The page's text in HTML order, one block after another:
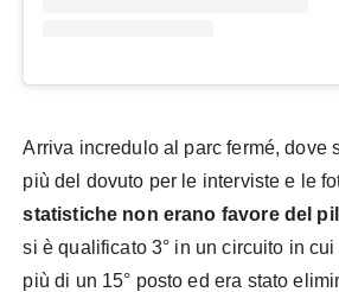
Arriva incredulo al parc fermé, dove
più del dovuto per le interviste e le
statistiche non erano favore del
si è qualificato 3° in un circuito in
più di un 15° posto ed era stato